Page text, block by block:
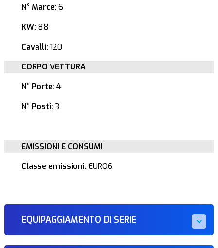
N° Marce: 6
KW: 88
Cavalli: 120
CORPO VETTURA
N° Porte: 4
N° Posti: 3
EMISSIONI E CONSUMI
Classe emissioni: EURO6
EQUIPAGGIAMENTO DI SERIE